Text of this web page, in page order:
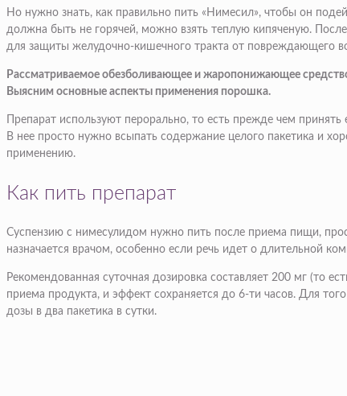
Но нужно знать, как правильно пить «Нимесил», чтобы он
должна быть не горячей, можно взять теплую кипяченую.
для защиты желудочно-кишечного тракта от повреждающего
Рассматриваемое обезболивающее и жаропонижающее
Выясним основные аспекты применения порошка.
Препарат используют перорально, то есть прежде чем
В нее просто нужно всыпать содержание целого пакетика и
применению.
Как пить препарат
Суспензию с нимесулидом нужно пить после приема пищи,
назначается врачом, особенно если речь идет о длительной
Рекомендованная суточная дозировка составляет 200 мг (то
приема продукта, и эффект сохраняется до 6-ти часов. Для
дозы в два пакетика в сутки.